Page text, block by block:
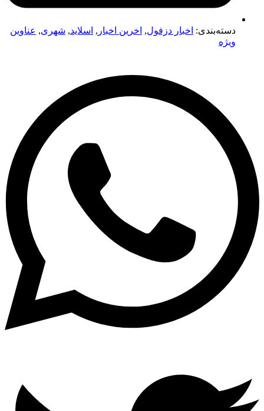
دسته‌بندی: اخبار دزفول, اخرین اخبار , اسلاید, شهری, عناوین
ویژه